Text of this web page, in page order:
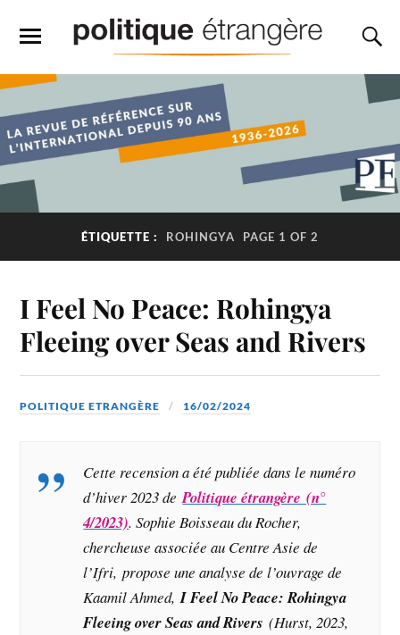
ÉTIQUETTE : ROHINGYA PAGE 1 OF 2
I Feel No Peace: Rohingya
Fleeing over Seas and Rivers
POLITIQUE ETRANGÈRE 16/02/2024
Cette recension a été publiée dans le numéro
d’hiver 2023 dePolitique étrangère (n°
4/2023). Sophie Boisseau du Rocher,
chercheuse associée au Centre Asie de
l’Ifri, propose une analyse de l’ouvrage de
Kaamil Ahmed, I Feel No Peace: Rohingya
Fleeing over Seas and Rivers(Hurst, 2023,